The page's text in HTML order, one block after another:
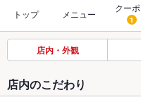
トップ メニュー
クー
1
店内・外観
店内のこだわり